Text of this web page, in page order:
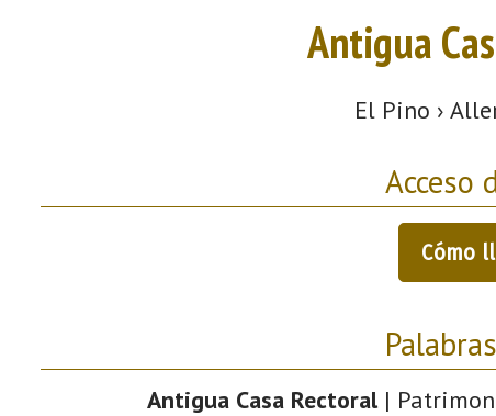
Antigua
El Pino ›
Acceso
Cómo
Antigua Casa Rectoral |